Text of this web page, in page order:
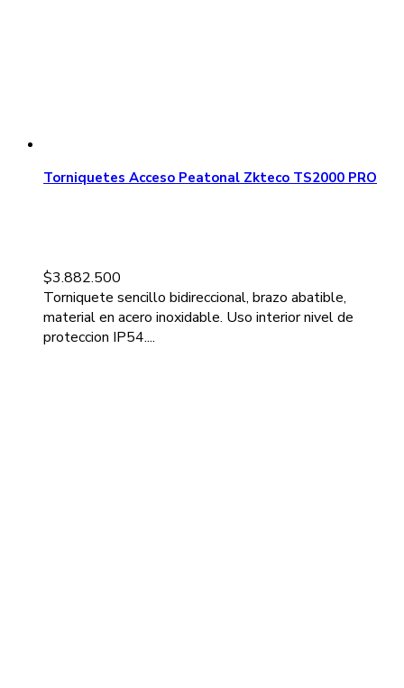
Torniquetes Acceso Peatonal Zkteco TS2000 PRO
$3.882.500
Torniquete sencillo bidireccional, brazo abatible,
material en acero inoxidable. Uso interior nivel de
proteccion IP54....